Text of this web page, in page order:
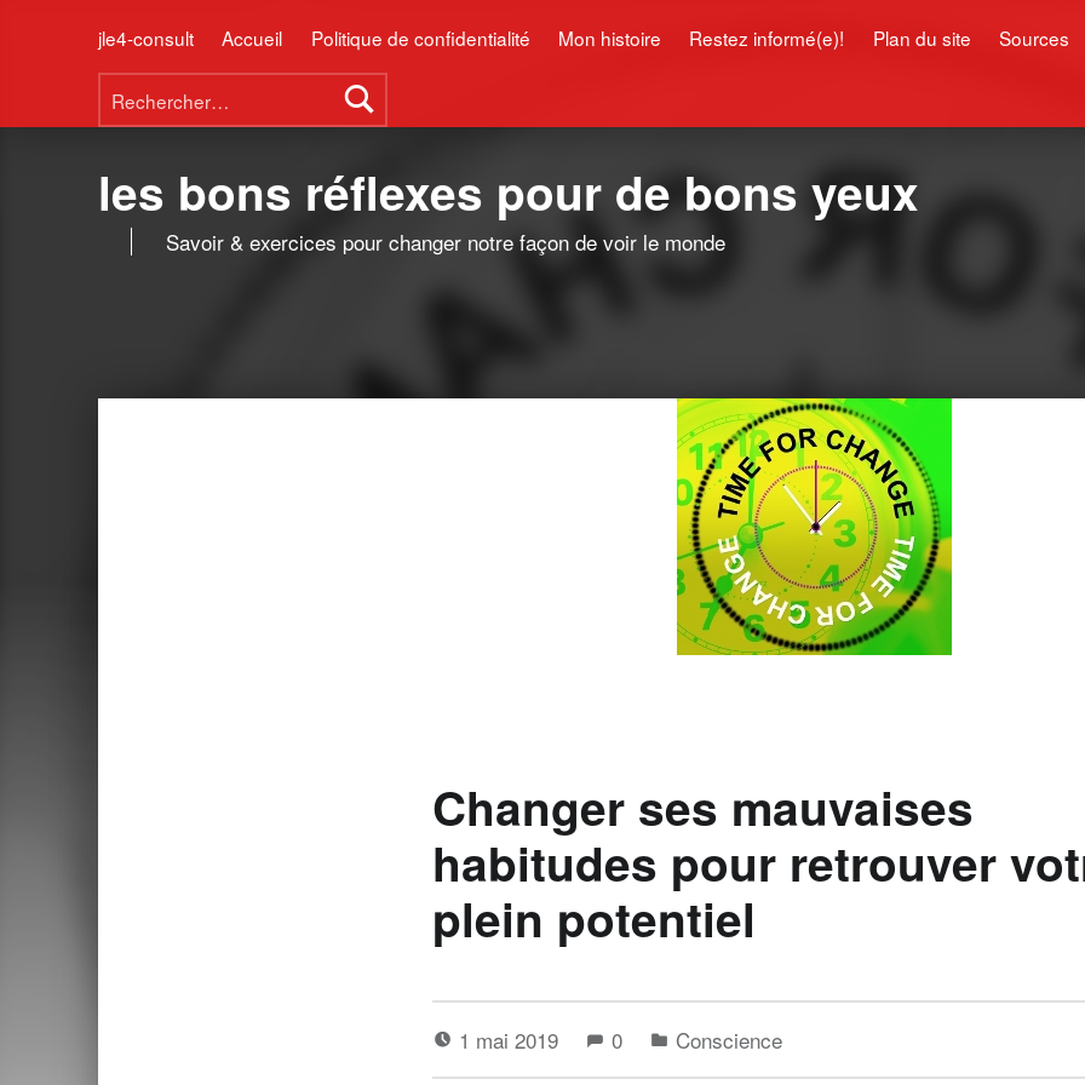
Rechercher :
jle4-consult Accueil Politique de confidentialité Mon histoire Restez informé(e)! Plan du site Sources
les bons réflexes pour de bons yeux
Savoir & exercices pour changer notre façon de voir le monde
Changer ses mauvaises
habitudes pour retrouver
plein potentiel
1 mai 2019 0 Conscience